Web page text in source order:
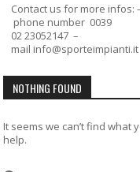
Contact us for more infos:
phone number 0039
02 23052147 –
mail info@sporteimpianti.it
NOTHING FOUND
It seems we can’t find what
help.